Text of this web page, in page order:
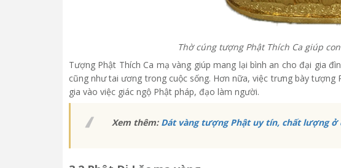
Thờ cúng tượng Phật Thích Ca giúp
Tượng Phật Thích Ca mạ vàng giúp mang lại bình an cho đại gia
cũng như tai ương trong cuộc sống. Hơn nữa, việc trưng bày
gia vào việc giác ngộ Phật pháp, đạo làm người.
Xem thêm: Dát vàng tượng Phật uy tín, chất lượng ở